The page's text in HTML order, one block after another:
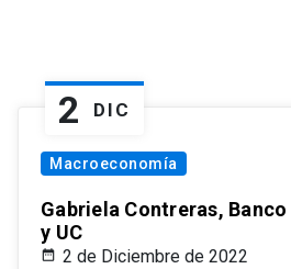
2 DIC
Macroeconomía
Gabriela Contreras,
y UC
2 de Diciembre de 2022